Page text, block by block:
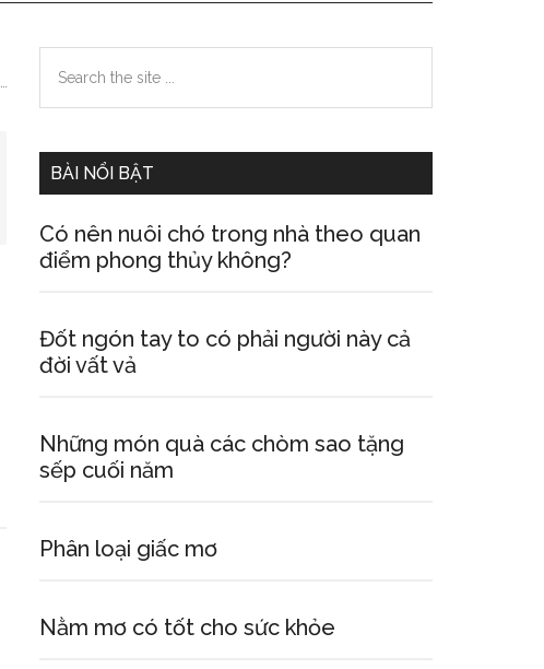
Primary
Sidebar
the
BÀI NỔI BẬT
Có nên nuôi chó trong nhà theo quan
điểm phong thủy không?
Đốt ngón tay to có phải người này cả
đời vất vả
Những món quà các chòm sao tặng
sếp cuối năm
Phân loại giấc mơ
Nằm mơ có tốt cho sức khỏe